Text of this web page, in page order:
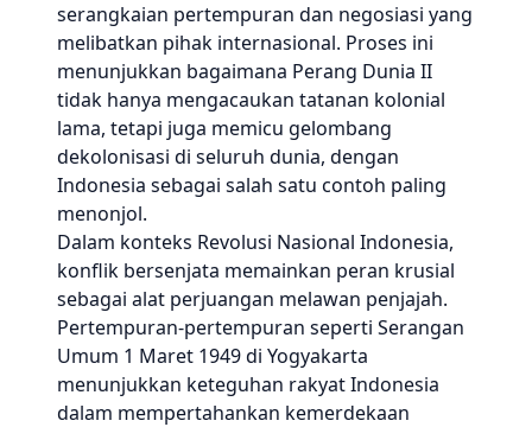
serangkaian pertempuran dan negosiasi yang
melibatkan pihak internasional. Proses ini
menunjukkan bagaimana Perang Dunia II
tidak hanya mengacaukan tatanan kolonial
lama, tetapi juga memicu gelombang
dekolonisasi di seluruh dunia, dengan
Indonesia sebagai salah satu contoh paling
menonjol.
Dalam konteks Revolusi Nasional Indonesia,
konflik bersenjata memainkan peran krusial
sebagai alat perjuangan melawan penjajah.
Pertempuran-pertempuran seperti Serangan
Umum 1 Maret 1949 di Yogyakarta
menunjukkan keteguhan rakyat Indonesia
dalam mempertahankan kemerdekaan